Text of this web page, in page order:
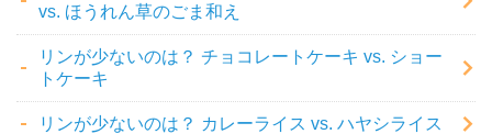
vs. ほうれん草のごま和え
リンが少ないのは？ チョコレートケーキ vs. ショー
トケーキ
リンが少ないのは？ カレーライス vs. ハヤシライス